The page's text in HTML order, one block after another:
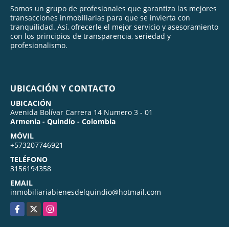
Somos un grupo de profesionales que garantiza las mejores
transacciones inmobiliarias para que se invierta con
tranquilidad. Así, ofrecerle el mejor servicio y asesoramiento
con los principios de transparencia, seriedad y
profesionalismo.
UBICACIÓN Y CONTACTO
UBICACIÓN
Avenida Bolívar Carrera 14 Numero 3 - 01
Armenia - Quindío - Colombia
MÓVIL
+573207746921
TELÉFONO
3156194358
EMAIL
inmobiliariabienesdelquindio@hotmail.com
Facebook
X Instagram